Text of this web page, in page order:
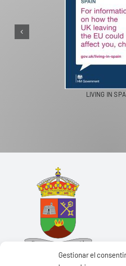
Gestionar el
LIVING IN